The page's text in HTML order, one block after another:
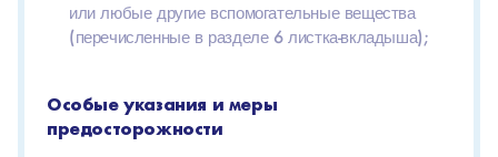
или любые другие вспомогательные вещества
(перечисленные в разделе 6 листка-вкладыша);
Особые указания и меры
предосторожности